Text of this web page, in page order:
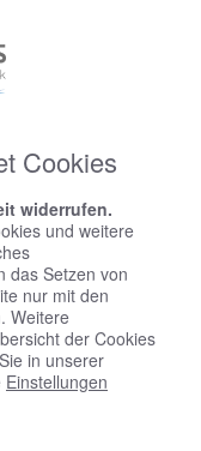
Cookies
widerrufen.
und weitere
das Setzen von
nur mit den
Weitere
der Cookies
in unserer
Einstellungen